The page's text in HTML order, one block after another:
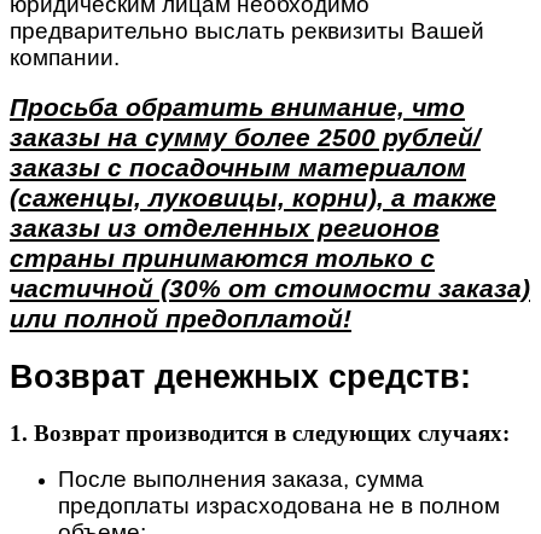
предварительно выслать реквизиты Вашей
компании.
Просьба обратить внимание, что
заказы на сумму более 2500 рублей/
заказы с посадочным материалом
(саженцы, луковицы, корни), а также
заказы из отделенных регионов
страны принимаются только с
частичной (30% от стоимости заказа)
или полной предоплатой!
Возврат денежных средств:
1. Возврат производится в следующих случаях:
После выполнения заказа, сумма
предоплаты израсходована не в полном